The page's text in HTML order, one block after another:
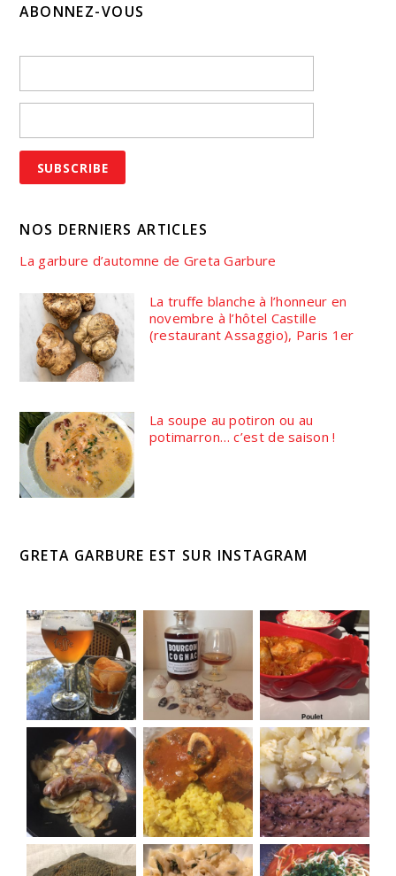
ABONNEZ-VOUS
NOS DERNIERS ARTICLES
La garbure d’automne de Greta Garbure
La truffe blanche à l’honneur en
novembre à l’hôtel Castille
(restaurant Assaggio), Paris 1er
La soupe au potiron ou au
potimarron… c’est de saison !
GRETA GARBURE EST SUR INSTAGRAM